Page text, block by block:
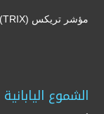
مؤشر تريكس (TRIX)
الشموع اليابانية